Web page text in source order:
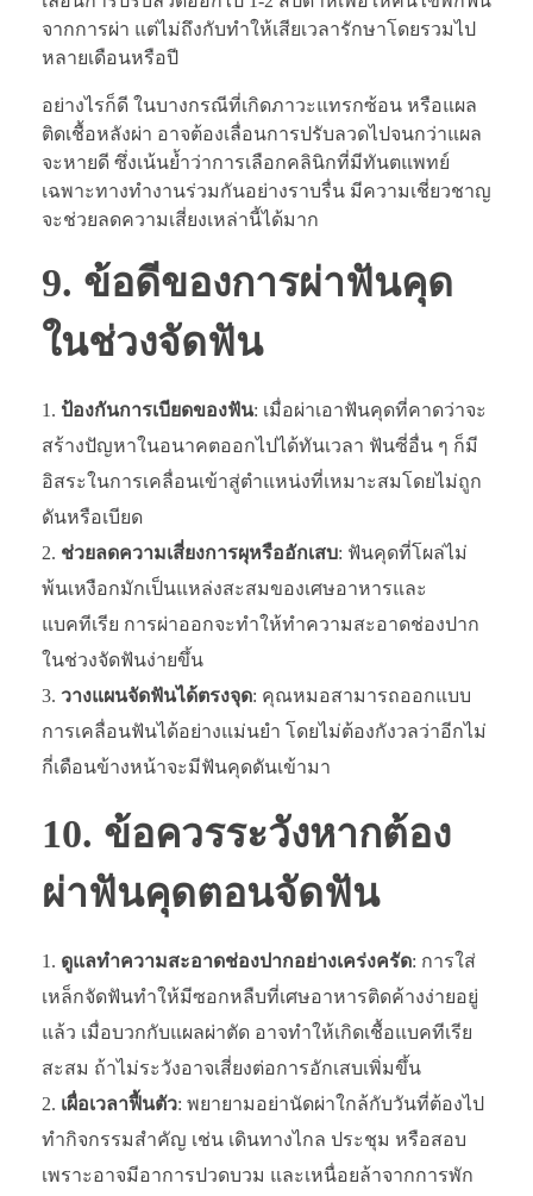
จากการผ่า แต่ไม่ถึงกับทำให้เสียเวลารักษาโดยรวมไป
หลายเดือนหรือปี
อย่างไรก็ดี ในบางกรณีที่เกิดภาวะแทรกซ้อน หรือแผล
ติดเชื้อหลังผ่า อาจต้องเลื่อนการปรับลวดไปจนกว่าแผล
จะหายดี ซึ่งเน้นย้ำว่าการเลือกคลินิกที่มีทันตแพทย์
เฉพาะทางทำงานร่วมกันอย่างราบรื่น มีความเชี่ยวชาญ
จะช่วยลดความเสี่ยงเหล่านี้ได้มาก
9. ข้อดีของการผ่าฟันคุด
ในช่วงจัดฟัน
ป้องกันการเบียดของฟัน: เมื่อผ่าเอาฟันคุดที่คาดว่าจะ
สร้างปัญหาในอนาคตออกไปได้ทันเวลา ฟันซี่อื่น ๆ ก็มี
อิสระในการเคลื่อนเข้าสู่ตำแหน่งที่เหมาะสมโดยไม่ถูก
ดันหรือเบียด
ช่วยลดความเสี่ยงการผุหรืออักเสบ: ฟันคุดที่โผล่ไม่
พ้นเหงือกมักเป็นแหล่งสะสมของเศษอาหารและ
แบคทีเรีย การผ่าออกจะทำให้ทำความสะอาดช่องปาก
ในช่วงจัดฟันง่ายขึ้น
วางแผนจัดฟันได้ตรงจุด: คุณหมอสามารถออกแบบ
การเคลื่อนฟันได้อย่างแม่นยำ โดยไม่ต้องกังวลว่าอีกไม่
กี่เดือนข้างหน้าจะมีฟันคุดดันเข้ามา
10. ข้อควรระวังหากต้อง
ผ่าฟันคุดตอนจัดฟัน
ดูแลทำความสะอาดช่องปากอย่างเคร่งครัด: การใส่
เหล็กจัดฟันทำให้มีซอกหลืบที่เศษอาหารติดค้างง่ายอยู่
แล้ว เมื่อบวกกับแผลผ่าตัด อาจทำให้เกิดเชื้อแบคทีเรีย
สะสม ถ้าไม่ระวังอาจเสี่ยงต่อการอักเสบเพิ่มขึ้น
เผื่อเวลาฟื้นตัว: พยายามอย่านัดผ่าใกล้กับวันที่ต้องไป
ทำกิจกรรมสำคัญ เช่น เดินทางไกล ประชุม หรือสอบ
เพราะอาจมีอาการปวดบวม และเหนื่อยล้าจากการพัก